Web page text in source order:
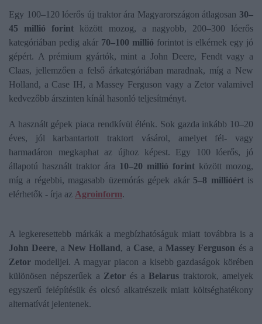
Egy 100–120 lóerős új traktor ára Magyarországon átlagosan 30–
45 millió forint között mozog, a nagyobb, 200–300 lóerős
kategóriában pedig akár 70–100 millió forintot is elkérnek egy jó
gépért. A prémium gyártók, mint a John Deere, Fendt vagy a
Claas, jellemzően a felső árkategóriában maradnak, míg a New
Holland, a Case IH, a Massey Ferguson vagy a Zetor valamivel
kedvezőbb árszinten kínál hasonló teljesítményt.
A használt gépek piaca rendkívül élénk. Sok gazda inkább 10–20
éves, jól karbantartott traktort vásárol, amelyet fél- vagy
harmadáron megkaphat az újhoz képest. Egy 100 lóerős, jó
állapotú használt traktor ára 10–20 millió forint között mozog,
míg a régebbi, magasabb üzemórás gépek akár 5–8 millióért is
elérhetők - írja az Agroinform.
A legkeresettebb márkák a megbízhatóságuk miatt továbbra is a
John Deere, a New Holland, a Case, a Massey Ferguson és a
Zetor modelljei. A magyar piacon a kisebb gazdaságok körében
különösen népszerűek a Zetor és aBelarus traktorok, amelyek
egyszerű felépítésük és olcsó alkatrészeik miatt költséghatékony
alternatívát jelentenek.